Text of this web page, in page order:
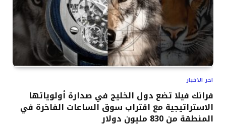
اخر الاخبار
فرانك فيلا تضع دول الخليج في صدارة أولوياتها
الاستراتيجية مع اقتراب سوق الساعات الفاخرة في
المنطقة من 830 مليون دولار